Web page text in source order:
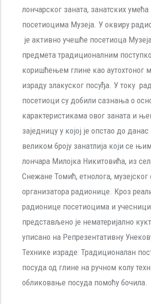
лончарског заната, занатских
посетиоцима Музеја. У оквиру
је активно учешће посетиоца
предмета традиционалним
коришћењем глине као аутохтоног
израду злакуског посуђа. У току
посетиоци су добили сазнања о
карактеристикама овог заната и
заједницу у којој је опстао до
великом броју занатлија који се
лончара Милојка Никитовића, из
Снежане Томић, етнолога, музејског
организатора радионице. Кроз
радионице посетиоцима и
представљено је нематеријално
уписано на Репрезентативну
Технике израде: Традиционалан
посуда од глине на ручном колу
обликовање посуда помоћу бочила.